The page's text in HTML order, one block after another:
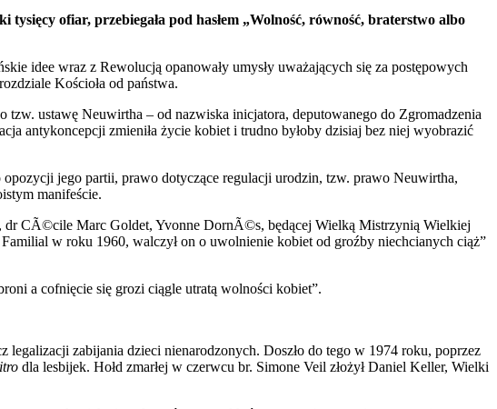
ofiar, przebiegała pod hasłem „Wolność, równość, braterstwo albo
idee wraz z Rewolucją opanowały umysły uważających się za postępowych
Kościoła od państwa.
ustawę Neuwirtha – od nazwiska inicjatora, deputowanego do Zgromadzenia
antykoncepcji zmieniła życie kobiet i trudno byłoby dzisiaj bez niej wyobrazić
jego partii, prawo dotyczące regulacji urodzin, tzw. prawo Neuwirtha,
manifeście.
CÃ©cile Marc Goldet, Yvonne DornÃ©s, będącej Wielką Mistrzynią Wielkiej
w roku 1960, walczył on o uwolnienie kobiet od groźby niechcianych ciąż”
a cofnięcie się grozi ciągle utratą wolności kobiet”.
zabijania dzieci nienarodzonych. Doszło do tego w 1974 roku, poprzez
dla lesbijek. Hołd zmarłej w czerwcu br. Simone Veil złożył Daniel Keller, Wielki